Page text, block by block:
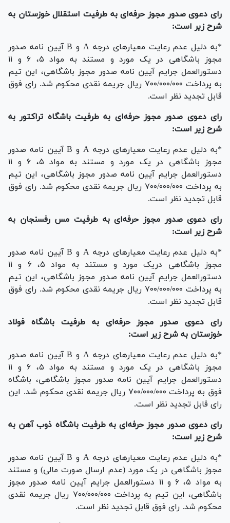
رای دعوی صدور مجوز حرفه‌ای به طرفیت استقلال خوزستان به
شرح زیر است:
*به دلیل عدم رعایت معیار‌های درجه A و B آیین نامه صدور
مجوز باشگاهی در یک مورد و مستند به مواد ۵، ۶ و ۱۱
دستورالعمل جرایم آیین نامه صدور مجوز باشگاهی، این تیم
به پرداخت ۷۰۰/۰۰۰/۰۰۰ ریال جریمه نقدی محکوم شد. رای فوق
قابل تجدید نظر است.
رای دعوی صدور مجوز حرفه‌ای به طرفیت باشگاه تراکتور به
شرح زیر است:
*به دلیل عدم رعایت معیار‌های درجه A و B آیین نامه صدور
مجوز باشگاهی در یک مورد و مستند به مواد ۵، ۶ و ۱۱
دستورالعمل جرایم آیین نامه صدور مجوز باشگاهی، این تیم
به پرداخت ۷۰۰/۰۰۰/۰۰۰ ریال جریمه نقدی محکوم شد. رای فوق
قابل تجدید نظر است.
رای دعوی صدور مجوز حرفه‌ای به طرفیت مس رفسنجان به
شرح زیر است:
*به دلیل عدم رعایت معیار‌های درجه A و B آیین نامه صدور
مجوز باشگاهی دریک مورد و مستند به مواد ۵، ۶ و ۱۱
دستورالعمل جرایم آیین نامه صدور مجوز باشگاهی، این تیم
به پرداخت ۷۰۰/۰۰۰/۰۰۰ ریال جریمه نقدی محکوم شد. رای فوق
قابل تجدید نظر است.
رای دعوی صدور مجوز حرفه‌ای به طرفیت باشگاه فولاد
خوزستان به شرح زیر است:
*به دلیل عدم رعایت معیار‌های درجه A و B آیین نامه صدور
مجوز باشگاهی در یک مورد و مستند به مواد ۵، ۶ و ۱۱
دستورالعمل جرایم آیین نامه صدور مجوز باشگاهی، باشگاه
فوق به پرداخت ۷۰۰/۰۰۰/۰۰۰ ریال جریمه نقدی محکوم شد. این
رای قابل تجدید نظر است.
رای دعوی صدور مجوز حرفه‌ای به طرفیت باشگاه ذوب آهن به
شرح زیر است:
*به دلیل عدم رعایت معیار‌های درجه A و B آیین نامه صدور
مجوز باشگاهی در یک مورد (عدم ارسال صورت مالی) و مستند
به مواد ۵، ۶ و ۱۱ دستورالعمل جرایم آیین نامه صدور مجوز
باشگاهی، این تیم به پرداخت ۷۰۰/۰۰۰/۰۰۰ ریال جریمه نقدی
محکوم شد. رای فوق قابل تجدید نظر است.